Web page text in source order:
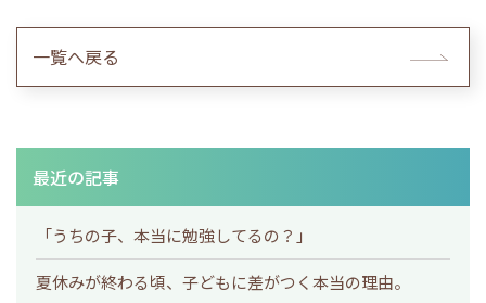
一覧へ戻る
最近の記事
「うちの子、本当に勉強してるの？」
夏休みが終わる頃、子どもに差がつく本当の理由。